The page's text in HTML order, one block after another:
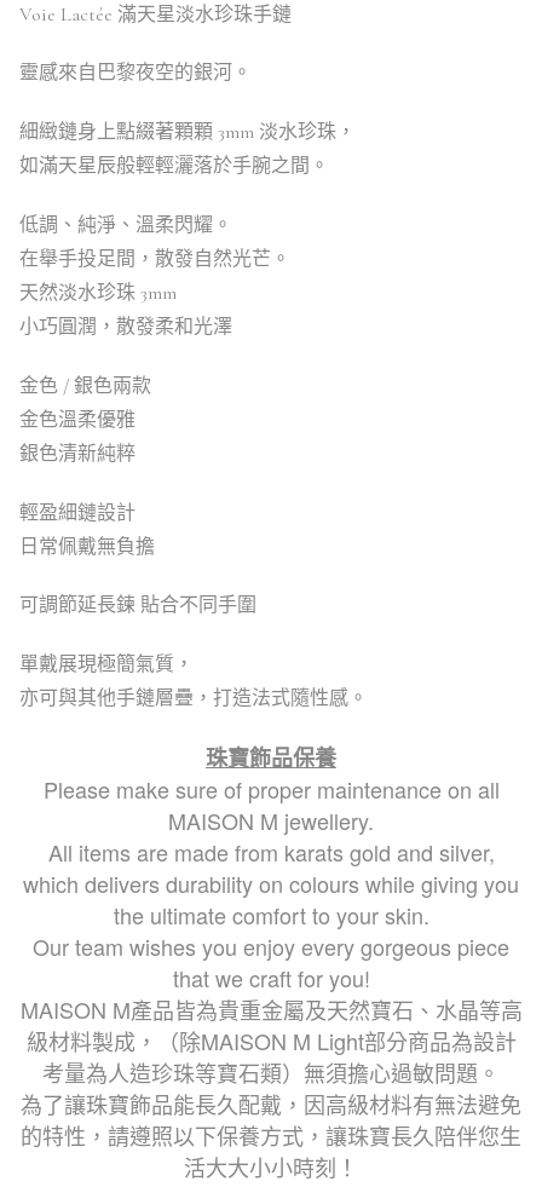
Voie Lactée 滿天星淡水珍珠手鏈
靈感來自巴黎夜空的銀河。
細緻鏈身上點綴著顆顆 3mm 淡水珍珠，
如滿天星辰般輕輕灑落於手腕之間。
低調、純淨、溫柔閃耀。
在舉手投足間，散發自然光芒。
天然淡水珍珠 3mm
小巧圓潤，散發柔和光澤
金色 / 銀色兩款
金色溫柔優雅
銀色清新純粹
輕盈細鏈設計
日常佩戴無負擔
可調節延長鍊 貼合不同手圍
單戴展現極簡氣質，
亦可與其他手鏈層疊，打造法式隨性感。
珠寶飾品保養
Please make sure of proper maintenance on all
MAISON M jewellery.
All items are made from karats gold and silver,
which delivers durability on colours while giving you
the ultimate comfort to your skin.
Our team wishes you enjoy every gorgeous piece
that we craft for you!
MAISON M產品皆為貴重金屬及天然寶石、水晶等高
級材料製成，
（除MAISON M Light部分商品為設計
考量為人造珍珠等寶石類） 無須擔心過敏問題。
為了讓珠寶飾品能長久配戴，因高級材料有無法避免
的特性，請遵照以下保養方式，讓珠寶長久陪伴您生
活大大小小時刻！